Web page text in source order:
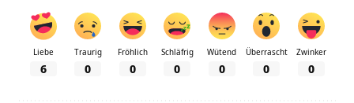
Liebe
6
Traurig
0
Fröhlich
0
Schläfrig
0
Wütend
0
Überrascht
0
Zwinker
0